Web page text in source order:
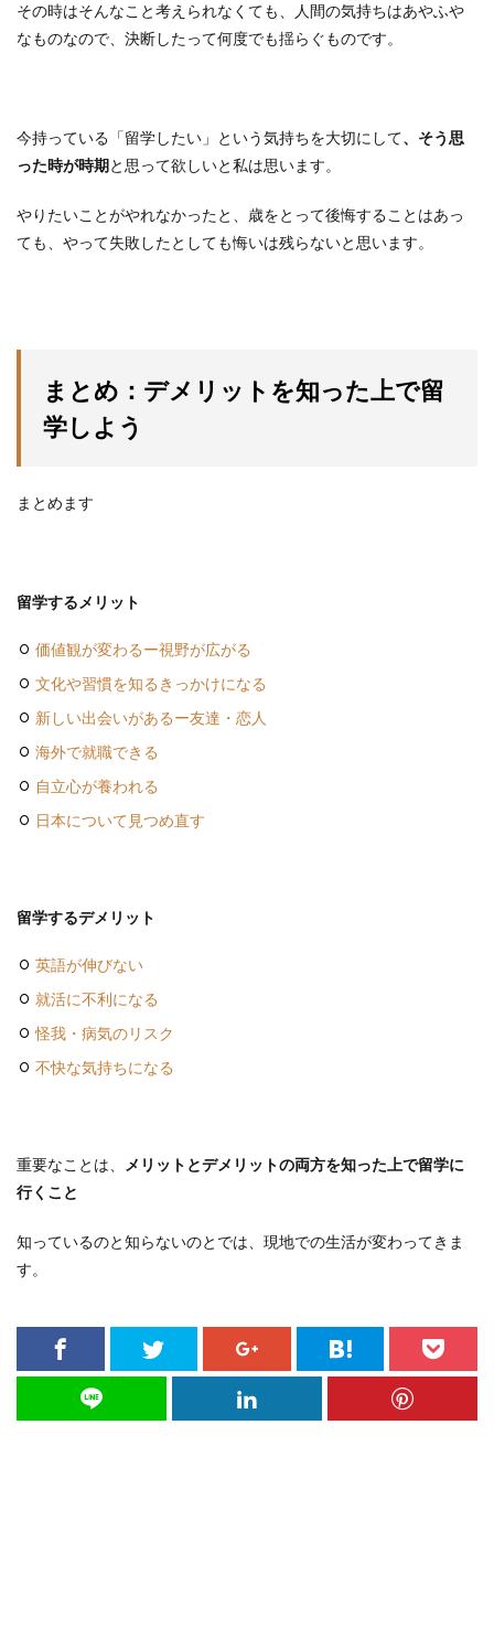
その時はそんなこと考えられなくても、人間の気持ちはあやふや
なものなので、決断したって何度でも揺らぐものです。
今持っている「留学したい」という気持ちを大切にして、そう思
った時が時期と思って欲しいと私は思います。
やりたいことがやれなかったと、歳をとって後悔することはあっ
ても、やって失敗したとしても悔いは残らないと思います。
まとめ：デメリットを知った上で留
学しよう
まとめます
留学するメリット
価値観が変わるー視野が広がる
文化や習慣を知るきっかけになる
新しい出会いがあるー友達・恋人
海外で就職できる
自立心が養われる
日本について見つめ直す
留学するデメリット
英語が伸びない
就活に不利になる
怪我・病気のリスク
不快な気持ちになる
重要なことは、 メリットとデメリットの両方を知った上で留学に
行くこと
知っているのと知らないのとでは、現地での生活が変わってきま
す。